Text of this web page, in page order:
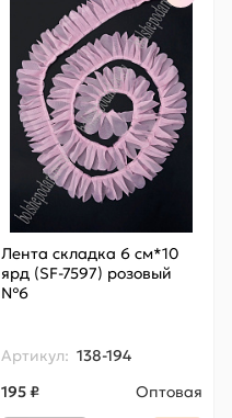
Лента складка 6 см*10
ярд (SF-7597) розовый
№6
Артикул: 138-194
195 ₽
Оптовая